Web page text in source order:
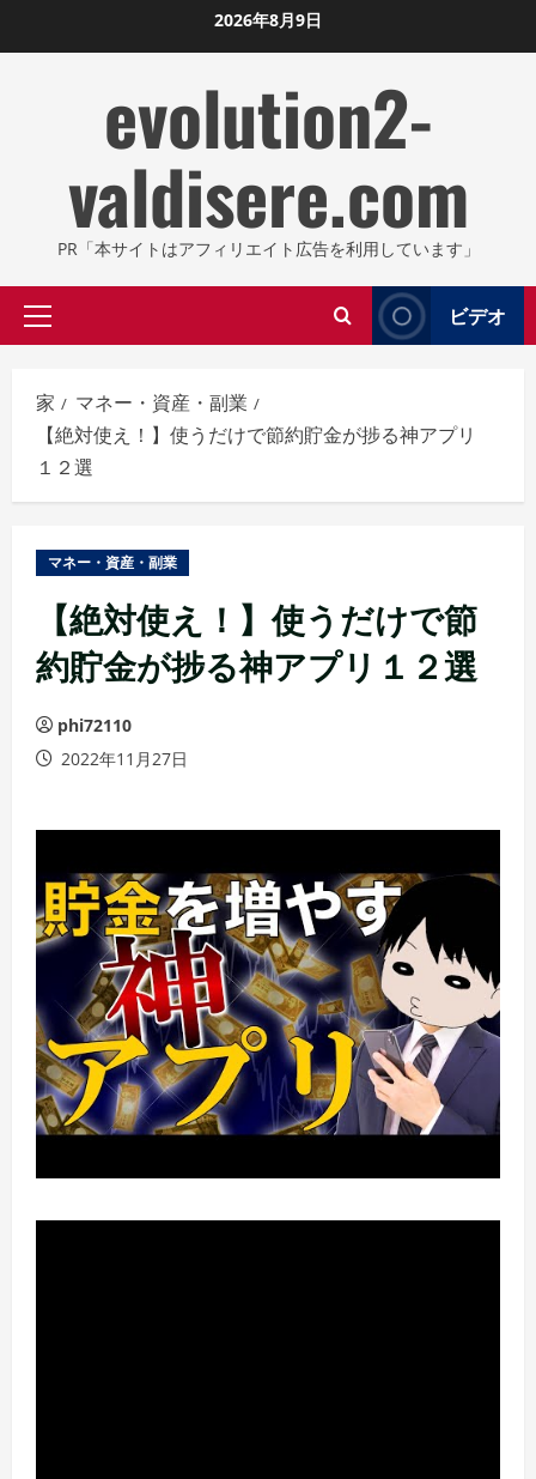
ン
2026年8月9日
evolution2-
valdisere.com
PR「本サイトはアフィリエイト広告を利用しています」
プ
イ
マ
リ
メ
ニ
ー
ビデオ
家
マネー・資産・副業
【絶対使え！】使うだけで節約貯金が捗る神アプリ
１２選
マネー・資産・副業
【絶対使え！】使うだけで節
約貯金が捗る神アプリ１２選
phi72110
2022年11月27日